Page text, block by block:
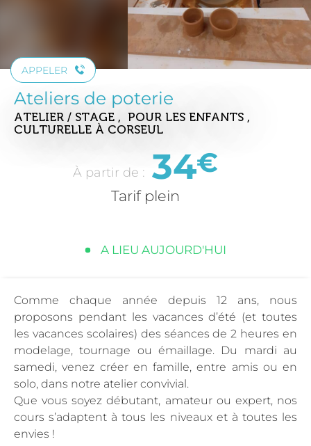
APPELER
Ateliers de poterie
ATELIER / STAGE , POUR LES ENFANTS ,
CULTURELLE À CORSEUL
À partir de : 34€
Tarif plein
A LIEU AUJOURD'HUI
Comme chaque année depuis 12 ans, nous
proposons pendant les vacances d’été (et toutes
les vacances scolaires) des séances de 2 heures en
modelage, tournage ou émaillage. Du mardi au
samedi, venez créer en famille, entre amis ou en
solo, dans notre atelier convivial.
Que vous soyez débutant, amateur ou expert, nos
cours s’adaptent à tous les niveaux et à toutes les
envies !